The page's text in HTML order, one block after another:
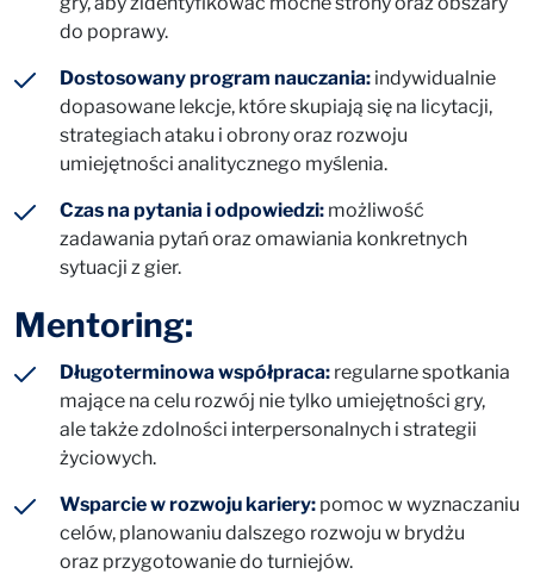
do poprawy.
Dostosowany program nauczania: indywidualnie
dopasowane lekcje, które skupiają się na licytacji,
strategiach ataku i obrony oraz rozwoju
umiejętności analitycznego myślenia.
Czas na pytania i odpowiedzi: możliwość
zadawania pytań oraz omawiania konkretnych
sytuacji z gier.
Mentoring:
Długoterminowa współpraca: regularne spotkania
mające na celu rozwój nie tylko umiejętności gry,
ale także zdolności interpersonalnych i strategii
życiowych.
Wsparcie w rozwoju kariery: pomoc w wyznaczaniu
celów, planowaniu dalszego rozwoju w brydżu
oraz przygotowanie do turniejów.